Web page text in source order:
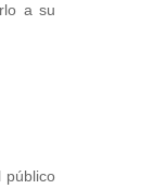
a su
público